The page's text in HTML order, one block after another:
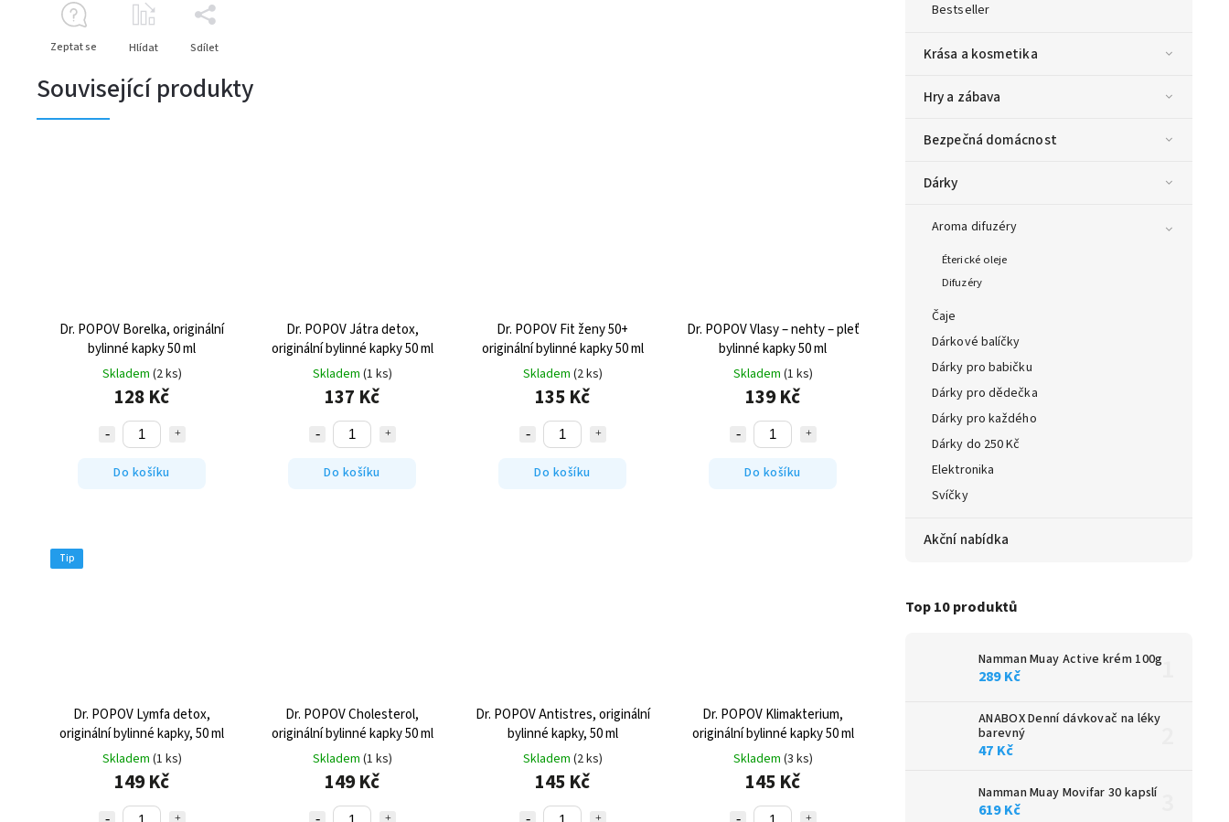
Bestseller
Krása a kosmetika
Hry a zábava
Bezpečná domácnost
Dárky
Aroma difuzéry
Éterické oleje
Difuzéry
Čaje
Dárkové balíčky
Dárky pro babičku
Dárky pro dědečka
Dárky pro každého
Dárky do 250 Kč
Elektronika
Svíčky
Akční nabídka
Top 10 produktů
Namman Muay Active krém 100g
289 Kč
ANABOX Denní dávkovač na léky
barevný
47 Kč
Namman Muay Movifar 30 kapslí
619 Kč
Zeptat se Hlídat Sdílet
Související produkty
Dr. POPOV Borelka, originální
bylinné kapky 50 ml
Skladem (2 ks)
128 Kč
Do košíku
Dr. POPOV Játra detox,
originální bylinné kapky 50 ml
Skladem (1 ks)
137 Kč
Do košíku
Dr. POPOV Fit ženy 50+
originální bylinné kapky 50 ml
Skladem (2 ks)
135 Kč
Do košíku
Dr. POPOV Vlasy – nehty – pleť
bylinné kapky 50 ml
Skladem (1 ks)
139 Kč
Do košíku
Tip
Dr. POPOV Lymfa detox,
originální bylinné kapky, 50 ml
Skladem (1 ks)
149 Kč
Dr. POPOV Cholesterol,
originální bylinné kapky 50 ml
Skladem (1 ks)
149 Kč
Dr. POPOV Antistres, originální
bylinné kapky, 50 ml
Skladem (2 ks)
145 Kč
Dr. POPOV Klimakterium,
originální bylinné kapky 50 ml
Skladem (3 ks)
145 Kč